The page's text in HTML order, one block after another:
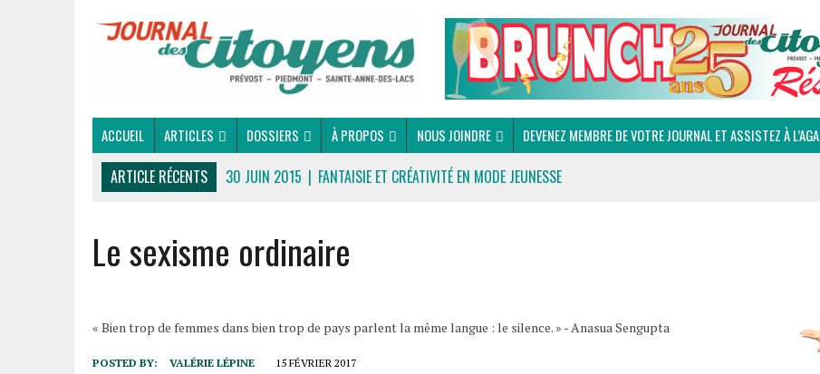
ACCUEIL ARTICLES DOSSIERS À PROPOS NOUS JOINDRE DEVENEZ MEMBRE DE VOTRE JOURNAL ET ASSISTEZ À L’AGA
ARTICLE RÉCENTS 30 JUIN 2015 | FANTAISIE ET CRÉATIVITÉ EN MODE JEUNESSE
16 JUILLET 2026
16 JUILLET 2026 | POLITIQUE
16 JUILLET 2026 | COMMUNAUTAIRE
14 OCTOBRE 2015 | LA COURSE DE BOÎTES À SAVON DU CLUB OPTIMISTE DE PRÉVOST
Le sexisme ordinaire
« Bien trop de femmes dans bien trop de pays parlent la même langue : le silence. » - Anasua Sengupta
POSTED BY: VALÉRIE LÉPINE 15 FÉVRIER 2017